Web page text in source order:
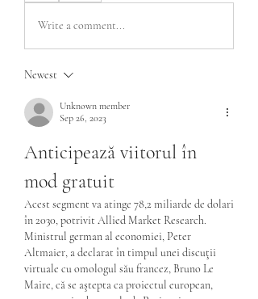
Write a comment...
Newest
Unknown member
Sep 26, 2023
Anticipează viitorul în
mod gratuit
Acest segment va atinge 78,2 miliarde de dolari
în 2030, potrivit Allied Market Research.
Ministrul german al economiei, Peter
Altmaier, a declarat în timpul unei discuţii
virtuale cu omologul său francez, Bruno Le
Maire, că se aştepta ca proiectul european,